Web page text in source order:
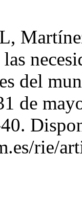
del
de
rie/